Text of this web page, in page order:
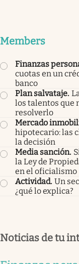
Members
Finanzas
cuotas en un
banco
Plan salvataje.
los talentos que
resolverlo
Mercado
hipotecario: las
la decisión
Media sanción.
la Ley de
en el oficialismo
Actividad. Un
¿qué lo explica?
Noticias de tu